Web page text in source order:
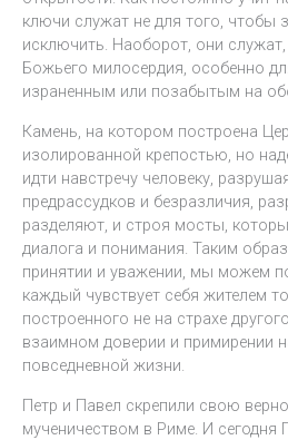
ключи служат не для того, чтобы
исключить. Наоборот, они
Божьего милосердия, особенно
израненным или позабытым на
Камень, на котором построена
изолированной крепостью, но
идти навстречу человеку,
предрассудков и безразличия,
разделяют, и строя мосты,
диалога и понимания. Таким
принятии и уважении, мы можем
каждый чувствует себя жителем
построенного не на страхе
взаимном доверии и примирении
повседневной жизни.
Петр и Павел скрепили свою
мученичеством в Риме. И сегодня